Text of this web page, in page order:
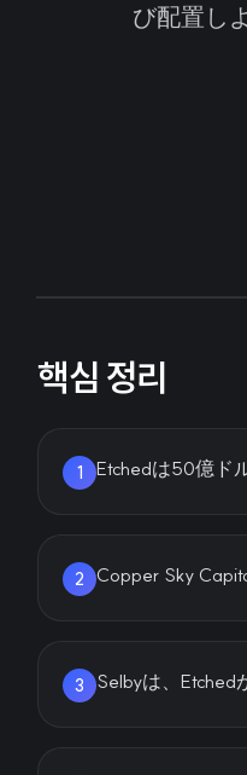
び配置し
핵심 정리
1 Etchedは50億ド
2 Copper Sky
3 Selbyは、